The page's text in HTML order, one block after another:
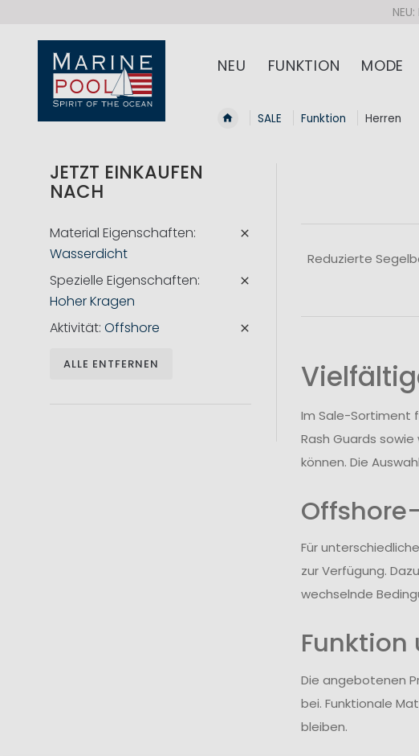
NEU FUNKTION MODE
SALE Funktion Herren
Reduzierte
Im Sale-Sortiment
Rash Guards
können. Die
Für
zur Verfügung.
wechselnde
Funktion
Die angebotenen
bei. Funktionale
bleiben.
JETZT EINKAUFEN
NACH
Material Eigenschaften
Wasserdicht
Spezielle Eigenschaften
Hoher Kragen
Aktivität Offshore
ALLE ENTFERNEN